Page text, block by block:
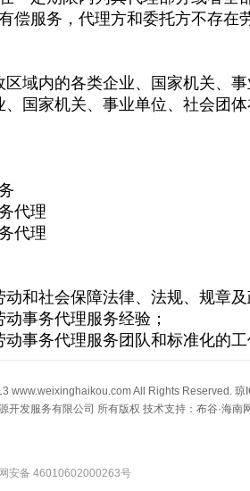
偿服务，代理方和委托方不存在
区域内的各类企业、国家机关、事
、国家机关、事业单位、社会团
代理
代理
动和社会保障法律、法规、规章及
事务代理服务经验；
动事务代理服务团队和标准化的工
www.weixinghaikou.com All Rights Reserved. 琼
开发服务有限公司 所有版权 技术支持： 布谷·海南
安备 46010602000263号